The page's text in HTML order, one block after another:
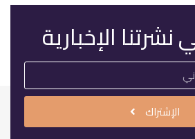
الإخبارية
الإشتراك